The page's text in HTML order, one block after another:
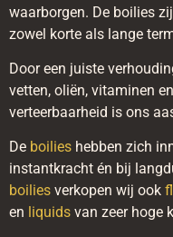
waarborgen. De boilies
zowel korte als lange
Door een juiste
vetten, oliën, vitaminen
verteerbaarheid is ons
De boilies hebben zich
instantkracht én bij
boilies verkopen wij ook
en liquids van zeer hoge